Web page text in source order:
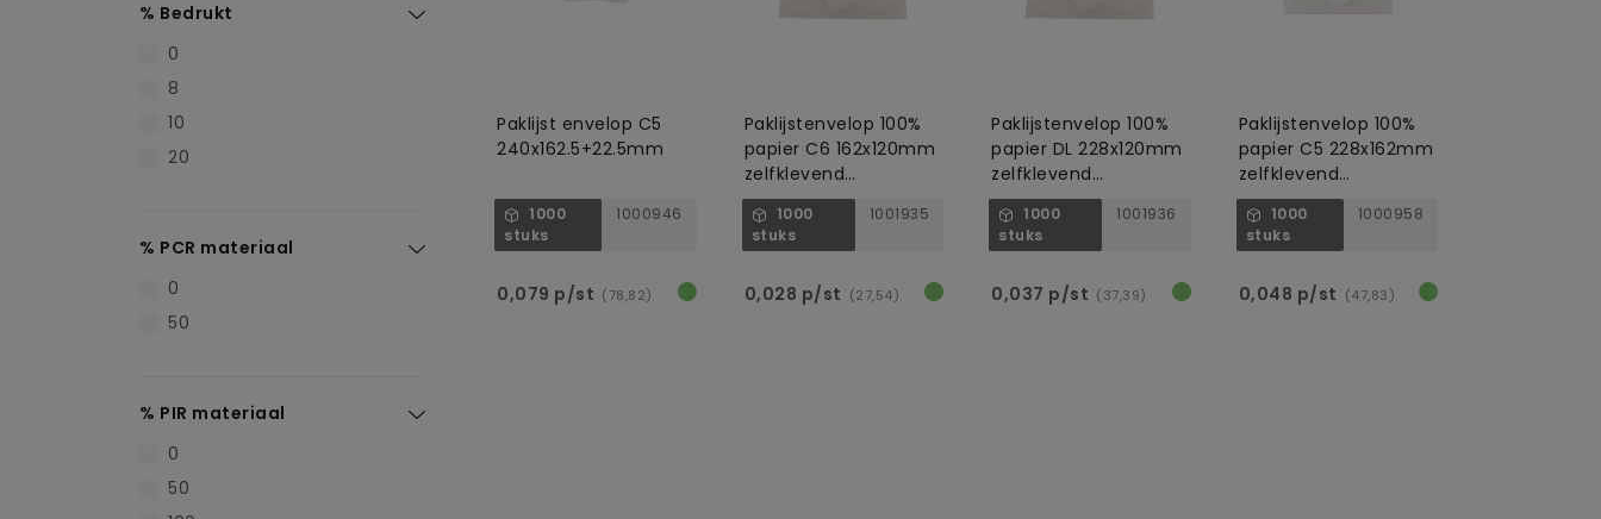
% Bedrukt
0
8
10
20
% PCR materiaal
0
50
% PIR materiaal
0
50
Paklijst envelop C5
240x162.5+22.5mm
1000
stuks
1000946
0,079 p/st (78,82)
Paklijstenvelop 100%
papier C6 162x120mm
zelfklevend
recyclebaar
1000
stuks
1001935
0,028 p/st (27,54)
Paklijstenvelop 100%
papier DL 228x120mm
zelfklevend
recyclebaar
1000
stuks
1001936
0,037 p/st (37,39)
Paklijstenvelop 100%
papier C5 228x162mm
zelfklevend
recyclebaar met
opdruk
1000
stuks
1000958
0,048 p/st (47,83)